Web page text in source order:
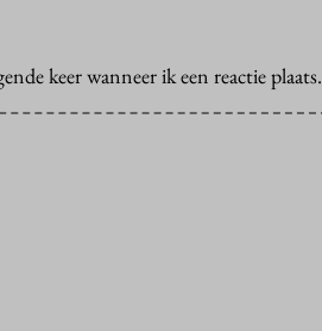
keer wanneer ik een reactie plaats.